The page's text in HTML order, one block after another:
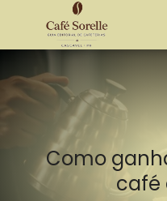
Como
café